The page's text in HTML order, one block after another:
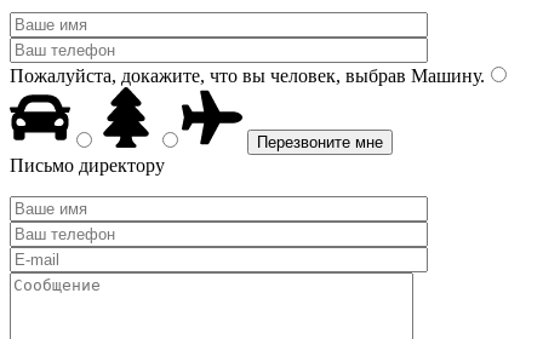
Пожалуйста, докажите, что вы человек, выбрав Машину.
Письмо директору